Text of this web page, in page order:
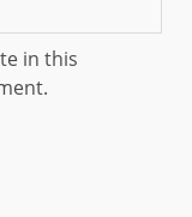
in this